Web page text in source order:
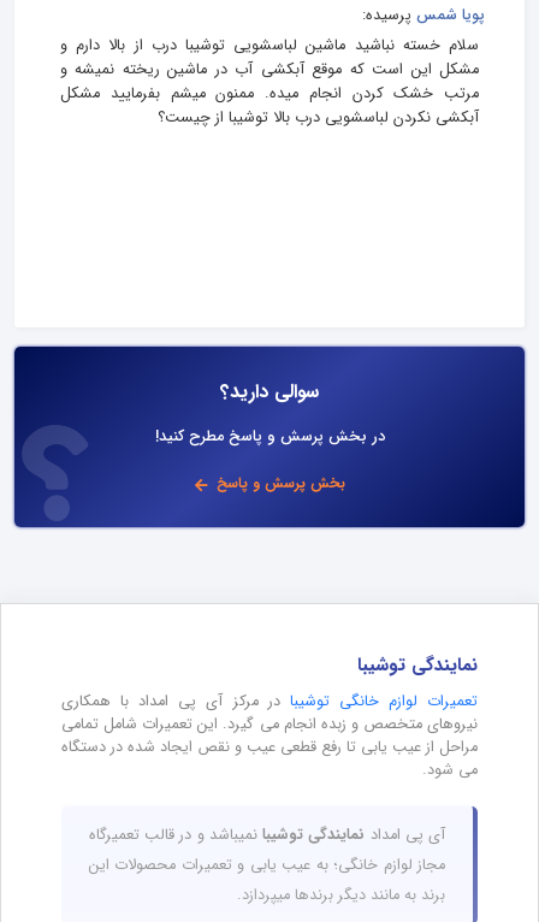
پویا شمس پرسیده:
سلام خسته نباشید ماشین لباسشویی توشیبا درب از بالا دارم و
مشکل این است که موقع آبکشی آب در ماشین ریخته نمیشه و
مرتب خشک کردن انجام میده. ممنون میشم بفرمایید مشکل
آبکشی نکردن لباسشویی درب بالا توشیبا از چیست؟
سوالی دارید؟
در بخش پرسش و پاسخ مطرح کنید!
بخش پرسش و پاسخ
نمایندگی توشیبا
تعمیرات لوازم خانگی توشیبا در مرکز آی پی امداد با همکاری
نیروهای متخصص و زبده انجام می گیرد. این تعمیرات شامل تمامی
مراحل از عیب یابی تا رفع قطعی عیب و نقص ایجاد شده در دستگاه
می شود.
آی پی امداد نمایندگی توشیبانمیباشد و در قالب تعمیرگاه
مجاز لوازم خانگی؛ به عیب یابی و تعمیرات محصولات این
برند به مانند دیگر برندها میپردازد.